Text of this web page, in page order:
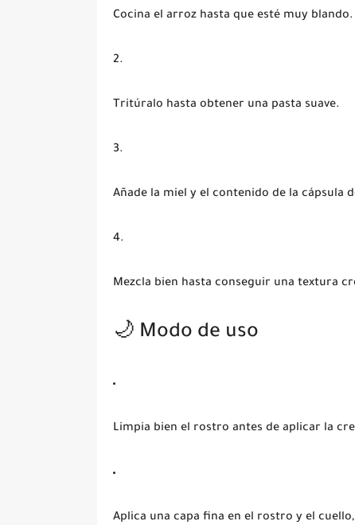
Cocina el arroz hasta que esté muy blando.
Tritúralo hasta obtener una pasta suave.
Añade la miel y el contenido de la cápsula
Mezcla bien hasta conseguir una textura
🌙 Modo de uso
Limpia bien el rostro antes de aplicar la
Aplica una capa fina en el rostro y el